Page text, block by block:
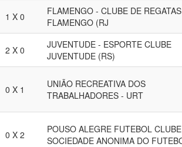
1 X 0
FLAMENGO - CLUBE DE REGATAS
FLAMENGO (RJ
2 X 0
JUVENTUDE - ESPORTE CLUBE
JUVENTUDE (RS)
0 X 1
UNIÃO RECREATIVA DOS
TRABALHADORES - URT
0 X 2
POUSO ALEGRE FUTEBOL
SOCIEDADE ANONIMA DO